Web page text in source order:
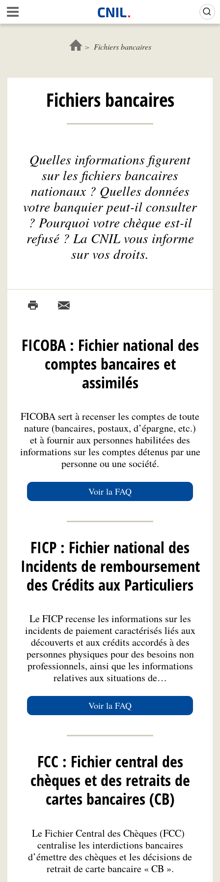
Aller
au
contenu
c
l
C
N
Fichiers bancaires
Fichiers bancaires
Quelles informations figurent
sur les fichiers bancaires
nationaux ? Quelles données
votre banquier peut-il consulter
? Pourquoi votre chèque est-il
refusé ? La CNIL vous informe
sur vos droits.
FICOBA : Fichier national des
comptes bancaires et
assimilés
FICOBA sert à recenser les comptes de toute
nature (bancaires, postaux, d’épargne, etc.)
et à fournir aux personnes habilitées des
informations sur les comptes détenus par une
personne ou une société.
Voir la FAQ
FICP : Fichier national des
Incidents de remboursement
des Crédits aux Particuliers
Le FICP recense les informations sur les
incidents de paiement caractérisés liés aux
découverts et aux crédits accordés à des
personnes physiques pour des besoins non
professionnels, ainsi que les informations
relatives aux situations de…
Voir la FAQ
FCC : Fichier central des
chèques et des retraits de
cartes bancaires (CB)
Le Fichier Central des Chèques (FCC)
centralise les interdictions bancaires
d’émettre des chèques et les décisions de
retrait de carte bancaire « CB ».
Gestion de vos préférences sur les cookies (témoins de connexion)